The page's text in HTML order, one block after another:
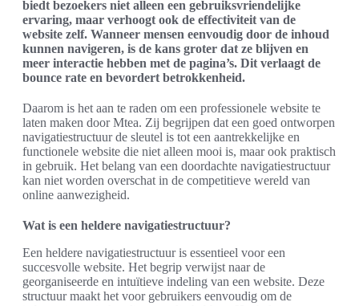
biedt bezoekers niet alleen een gebruiksvriendelijke
ervaring, maar verhoogt ook de effectiviteit van de
website zelf. Wanneer mensen eenvoudig door de inhoud
kunnen navigeren, is de kans groter dat ze blijven en
meer interactie hebben met de pagina’s. Dit verlaagt de
bounce rate en bevordert betrokkenheid.
Daarom is het aan te raden om een professionele website te
laten maken door Mtea. Zij begrijpen dat een goed ontworpen
navigatiestructuur de sleutel is tot een aantrekkelijke en
functionele website die niet alleen mooi is, maar ook praktisch
in gebruik. Het belang van een doordachte navigatiestructuur
kan niet worden overschat in de competitieve wereld van
online aanwezigheid.
Wat is een heldere navigatiestructuur?
Een heldere navigatiestructuur is essentieel voor een
succesvolle website. Het begrip verwijst naar de
georganiseerde en intuïtieve indeling van een website. Deze
structuur maakt het voor gebruikers eenvoudig om de